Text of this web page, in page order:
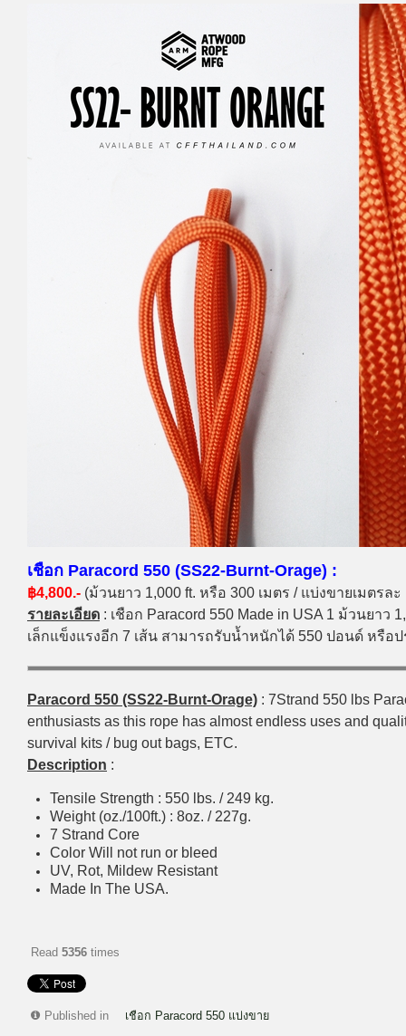
เชือก Paracord 550 (SS22-Burnt-Orage) :
฿4,800.- (ม้วนยาว 1,000 ft. หรือ 300 เมตร / แบ่งขายเมตรล
รายละเอียด : เชือก Paracord 550 Made in USA 1 ม้วนยาว
เล็กแข็งแรงอีก 7 เส้น สามารถรับน้ำหนักได้ 550 ปอนด์ หรือ
Paracord 550 (SS22-Burnt-Orage) : 7Strand 550 lbs
enthusiasts as this rope has almost endless uses and
survival kits / bug out bags, ETC.
Description :
Tensile Strength : 550 lbs. / 249 kg.
Weight (oz./100ft.) : 8oz. / 227g.
7 Strand Core
Color Will not run or bleed
UV, Rot, Mildew Resistant
Made In The USA.
Read 5356 times
Published in เชือก Paracord 550 แบ่งขาย